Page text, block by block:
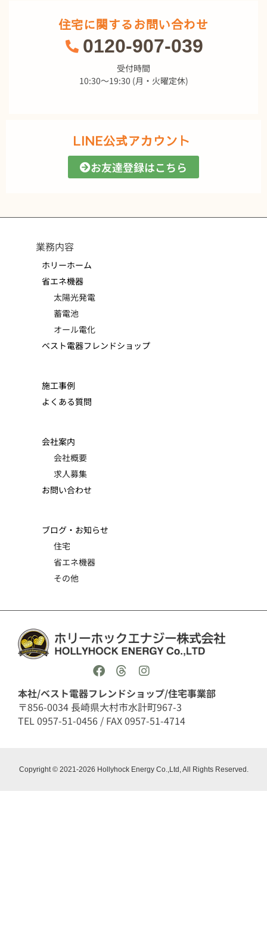
住宅に関するお問い合わせ
0120-907-039
受付時間
10:30～19:30 (月・火曜定休)
LINE公式アカウント
お友達登録はこちら
業務内容
ホリーホーム
省エネ機器
太陽光発電
蓄電池
オール電化
ベスト電器フレンドショップ
施工事例
よくある質問
会社案内
会社概要
求人募集
お問い合わせ
ブログ・お知らせ
住宅
省エネ機器
その他
本社/ベスト電器フレンドショップ/住宅事業部
〒856-0034 長崎県大村市水計町967-3
TEL 0957-51-0456 / FAX 0957-51-4714
Copyright © 2021-2026 Hollyhock Energy Co.,Ltd, All Rights Reserved.